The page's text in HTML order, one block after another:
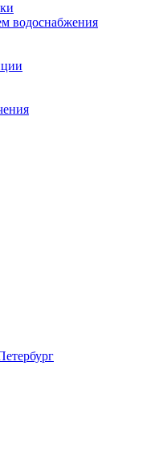
водоснабжения